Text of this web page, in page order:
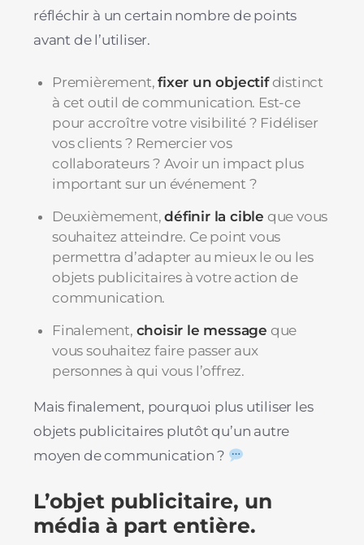
réfléchir à un certain nombre de points
avant de l’utiliser.
Premièrement,fixer un objectifdistinct
à cet outil de communication. Est-ce
pour accroître votre visibilité ? Fidéliser
vos clients ? Remercier vos
collaborateurs ? Avoir un impact plus
important sur un événement ?
Deuxièmement,définir la cible que vous
souhaitez atteindre. Ce point vous
permettra d’adapter au mieux le ou les
objets publicitaires à votre action de
communication.
Finalement, choisir le message que
vous souhaitez faire passer aux
personnes à qui vous l’offrez.
Mais finalement, pourquoi plus utiliser les
objets publicitaires plutôt qu’un autre
moyen de communication ?
L’objet publicitaire, un
média à part entière.